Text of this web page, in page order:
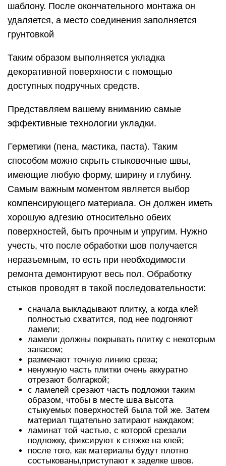
шаблону. После окончательного монтажа он
удаляется, а место соединения заполняется
грунтовкой
Таким образом выполняется укладка
декоративной поверхности с помощью
доступных подручных средств.
Представляем вашему вниманию самые
эффективные технологии укладки.
Герметики (пена, мастика, паста). Таким
способом можно скрыть стыковочные швы,
имеющие любую форму, ширину и глубину.
Самым важным моментом является выбор
компенсирующего материала. Он должен иметь
хорошую адгезию относительно обеих
поверхностей, быть прочным и упругим. Нужно
учесть, что после обработки шов получается
неразъемным, то есть при необходимости
ремонта демонтируют весь пол. Обработку
стыков проводят в такой последовательности:
сначала выкладывают плитку, а когда клей
полностью схватится, под нее подгоняют
ламели;
ламели должны покрывать плитку с некоторым
запасом;
размечают точную линию среза;
ненужную часть плитки очень аккуратно
отрезают болгаркой;
с ламелей срезают часть подложки таким
образом, чтобы в месте шва высота
стыкуемых поверхностей была той же. Затем
материал тщательно затирают наждаком;
ламинат той частью, с которой срезали
подложку, фиксируют к стяжке на клей;
после того, как материалы будут плотно
состыкованы,приступают к заделке швов.